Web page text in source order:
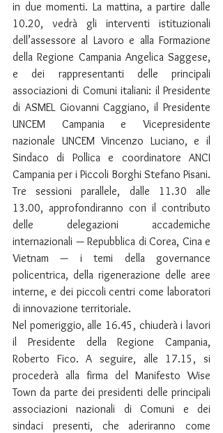
in due momenti. La mattina, a partire dalle
10.20, vedrà gli interventi istituzionali
dell’assessore al Lavoro e alla Formazione
della Regione Campania Angelica Saggese,
e dei rappresentanti delle principali
associazioni di Comuni italiani: il Presidente
di ASMEL Giovanni Caggiano, il Presidente
UNCEM Campania e Vicepresidente
nazionale UNCEM Vincenzo Luciano, e il
Sindaco di Pollica e coordinatore ANCI
Campania per i Piccoli Borghi Stefano Pisani.
Tre sessioni parallele, dalle 11.30 alle
13.00, approfondiranno con il contributo
delle delegazioni accademiche
internazionali — Repubblica di Corea, Cina e
Vietnam — i temi della governance
policentrica, della rigenerazione delle aree
interne, e dei piccoli centri come laboratori
di innovazione territoriale.
Nel pomeriggio, alle 16.45, chiuderà i lavori
il Presidente della Regione Campania,
Roberto Fico. A seguire, alle 17.15, si
procederà alla firma del Manifesto Wise
Town da parte dei presidenti delle principali
associazioni nazionali di Comuni e dei
sindaci presenti, che aderiranno come